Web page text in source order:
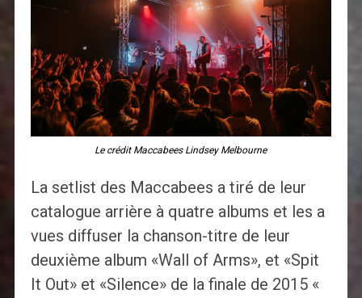
Le crédit Maccabees Lindsey Melbourne
La setlist des Maccabees a tiré de leur
catalogue arrière à quatre albums et les a
vues diffuser la chanson-titre de leur
deuxième album «Wall of Arms», et «Spit
It Out» et «Silence» de la finale de 2015 «